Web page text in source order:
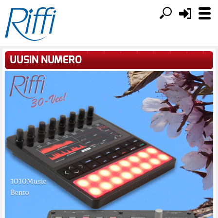
UUSIN NUMERO
Tuomas Metsberg & Jussi Liski -